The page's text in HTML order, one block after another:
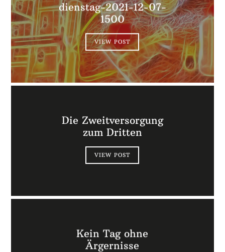
dienstag-2021-12-07-
1500
VIEW POST
Die Zweitversorgung
zum Dritten
VIEW POST
Kein Tag ohne
Ärgernisse